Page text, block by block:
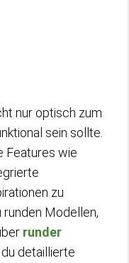
nur optisch zum
sein sollte.
Features wie
zu
runden Modellen,
runder
du detaillierte